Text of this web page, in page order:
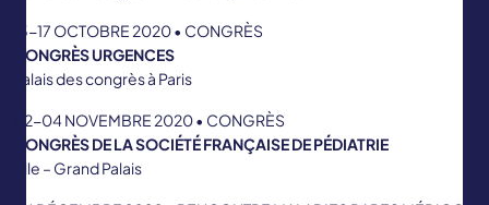
15-17 OCTOBRE 2020 • CONGRÈS
CONGRÈS URGENCES
Palais des congrès à Paris
02-04 NOVEMBRE 2020 • CONGRÈS
CONGRÈS DE LA SOCIÉTÉ FRANÇAISE DE PÉDIATRIE
Lille – Grand Palais